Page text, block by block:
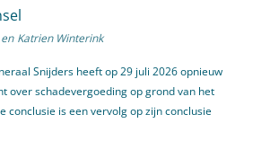
en Katrien Winterink
Snijders heeft op 29 juli 2026 opnieuw
over schadevergoeding op grond van het
conclusie is een vervolg op zijn conclusie